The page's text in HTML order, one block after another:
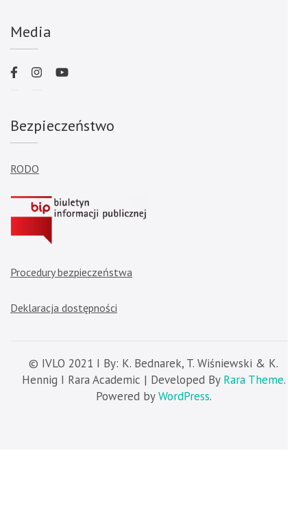
Media
Bezpieczeństwo
RODO
Procedury bezpieczeństwa
Deklaracja dostępności
© IVLO 2021 I By: K. Bednarek, T. Wiśniewski & K.
Hennig I Rara Academic | Developed By Rara Theme.
Powered byWordPress.